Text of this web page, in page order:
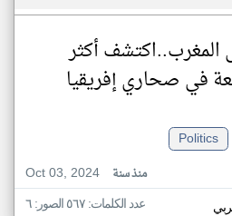
أكثر
في صحاري إفريقيا
Politics
Oct 03, 2024
منذ سنة
عدد الكلمات: ٥٦٧ الصور: ٦